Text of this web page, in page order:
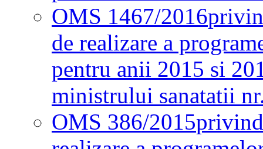
OMS 1467/2016
de realizare a
pentru anii 2015 si
ministrului sanatatii
OMS 386/2015